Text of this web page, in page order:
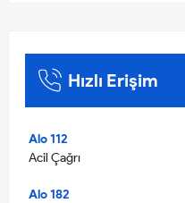
Hızlı Erişim
Alo 112
Acil Çağrı
Alo 182